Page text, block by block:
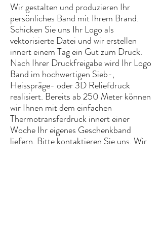
Wir gestalten und produzieren Ihr
persönliches Band mit Ihrem Brand.
Schicken Sie uns Ihr Logo als
vektorisierte Datei und wir erstellen
innert einem Tag ein Gut zum Druck.
Nach Ihrer Druckfreigabe wird Ihr Logo
Band im hochwertigen Sieb-,
Heisspräge- oder 3D Reliefdruck
realisiert. Bereits ab 250 Meter können
wir Ihnen mit dem einfachen
Thermotransferdruck innert einer
Woche Ihr eigenes Geschenkband
liefern. Bitte kontaktieren Sie uns. Wir